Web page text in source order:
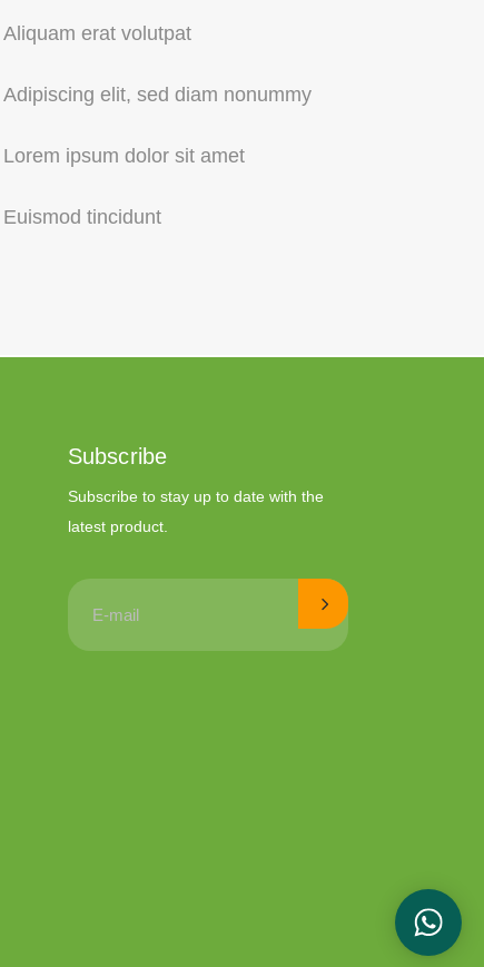
Aliquam erat volutpat
Adipiscing elit, sed diam nonummy
Lorem ipsum dolor sit amet
Euismod tincidunt
Subscribe
Subscribe to stay up to date with the
latest product.